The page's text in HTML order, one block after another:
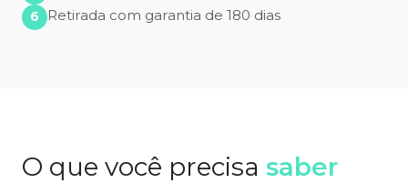
Retirada com garantia de 180 dias
O que você precisa saber